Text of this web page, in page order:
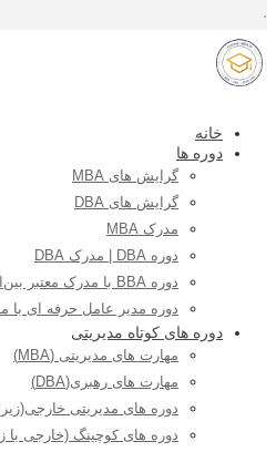
خانه
دوره ها
گرایش های MBA
گرایش های DBA
مدرک MBA
دوره DBA | مدرک DBA
دوره BBA با مدرک معتبر بین‌المللی
دوره مدیر عامل حرفه ای با
دوره های کوتاه مدیریتی
مهارت های مدیریتی (MBA)
مهارت های رهبری(DBA)
دوره های مدیریتی
دوره های کوچینگ (خارجی